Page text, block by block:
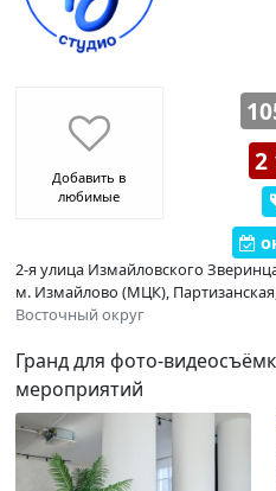
Добавить в
любимые
2
2-я улица Измайловского
м. Измайлово (МЦК),
Восточный округ
Гранд для фото-
мероприятий